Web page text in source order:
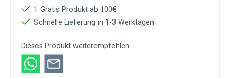
1 Gratis Produkt ab 100€
Schnelle Lieferung in 1-3 Werktagen
Dieses Produkt weiterempfehlen: